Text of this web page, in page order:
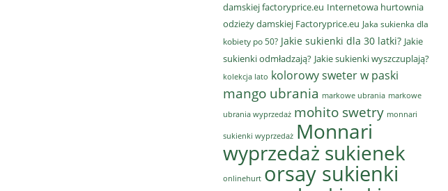
damskiej factoryprice.eu Internetowa hurtownia
odzieży damskiej Factoryprice.eu Jaka sukienka dla
kobiety po 50? Jakie sukienki dla 30 latki? Jakie
sukienki odmładzają? Jakie sukienki wyszczuplają?
kolekcja lato kolorowy sweter w paski
mango ubrania markowe ubrania markowe
ubrania wyprzedaż mohito swetry monnari
sukienki wyprzedaż Monnari
wyprzedaż sukienek
onlinehurt orsay sukienki